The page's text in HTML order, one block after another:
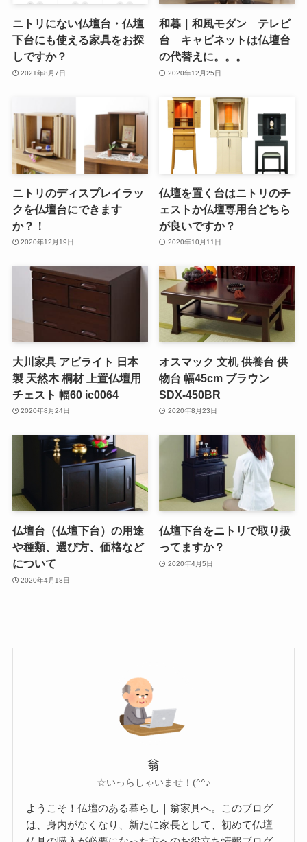
ニトリにない仏壇台・仏壇
下台にも使える家具をお探
しですか？
2021年8月7日
和暮｜和風モダン テレビ
台 キャビネットは仏壇台
の代替えに。。。
2020年12月25日
ニトリのディスプレイラッ
クを仏壇台にできます
か？！
2020年12月19日
仏壇を置く台はニトリのチ
ェストか仏壇専用台どちら
が良いですか？
2020年10月11日
大川家具 アビライト 日本
製 天然木 桐材 上置仏壇用
チェスト 幅60 ic0064
2020年8月24日
オスマック 文机 供養台 供
物台 幅45cm ブラウン
SDX-450BR
2020年8月23日
仏壇台（仏壇下台）の用途
や種類、選び方、価格など
について
2020年4月18日
仏壇下台をニトリで取り扱
ってますか？
2020年4月5日
翁
☆いっらしゃいませ！(^^♪
ようこそ！仏壇のある暮らし｜翁家具へ。このブログ
は、身内がなくなり、新たに家長として、初めて仏壇